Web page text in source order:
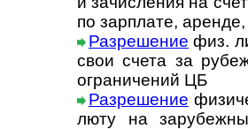
по зар­плате,
Разрешение физ.
свои счета за
огра­ни­че­ний ЦБ
Разрешение
люту на